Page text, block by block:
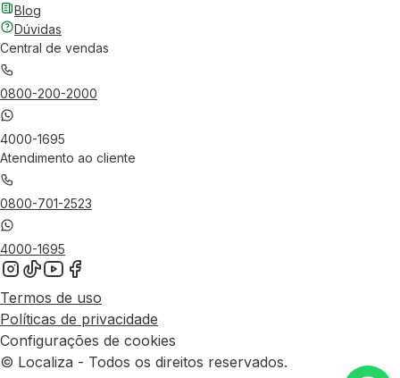
Blog
Dúvidas
Central de vendas
0800-200-2000
4000-1695
Atendimento ao cliente
0800-701-2523
4000-1695
Termos de uso
Políticas de privacidade
Configurações de cookies
© Localiza - Todos os direitos reservados.